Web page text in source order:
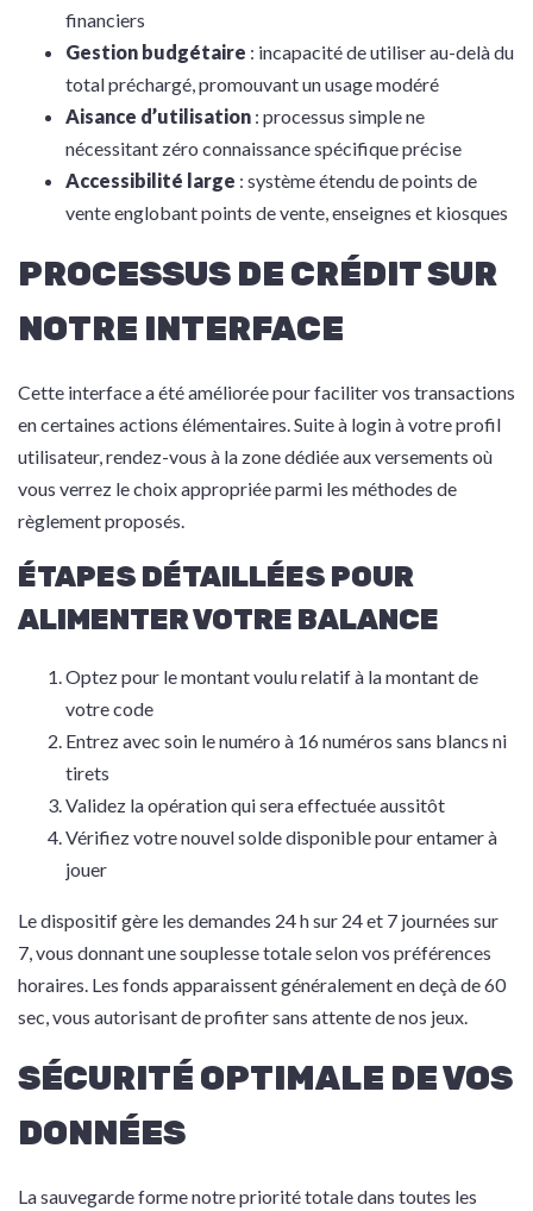
financiers
Gestion budgétaire : incapacité de utiliser au-delà du
total préchargé, promouvant un usage modéré
Aisance d’utilisation : processus simple ne
nécessitant zéro connaissance spécifique précise
Accessibilité large : système étendu de points de
vente englobant points de vente, enseignes et kiosques
PROCESSUS DE CRÉDIT SUR
NOTRE INTERFACE
Cette interface a été améliorée pour faciliter vos transactions
en certaines actions élémentaires. Suite à login à votre profil
utilisateur, rendez-vous à la zone dédiée aux versements où
vous verrez le choix appropriée parmi les méthodes de
règlement proposés.
ÉTAPES DÉTAILLÉES POUR
ALIMENTER VOTRE BALANCE
Optez pour le montant voulu relatif à la montant de
votre code
Entrez avec soin le numéro à 16 numéros sans blancs ni
tirets
Validez la opération qui sera effectuée aussitôt
Vérifiez votre nouvel solde disponible pour entamer à
jouer
Le dispositif gère les demandes 24 h sur 24 et 7 journées sur
7, vous donnant une souplesse totale selon vos préférences
horaires. Les fonds apparaissent généralement en deçà de 60
sec, vous autorisant de profiter sans attente de nos jeux.
SÉCURITÉ OPTIMALE DE VOS
DONNÉES
La sauvegarde forme notre priorité totale dans toutes les